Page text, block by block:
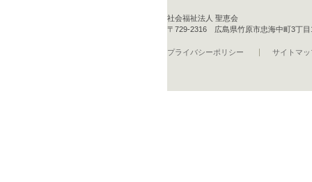
社会福祉法人 聖恵会
〒729-2316 広島県竹原市忠海中町3丁
プライバシーポリシー サイトマッ